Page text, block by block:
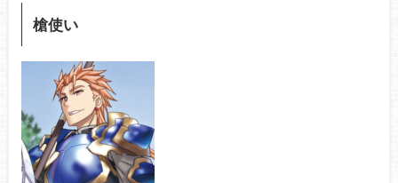
槍使い